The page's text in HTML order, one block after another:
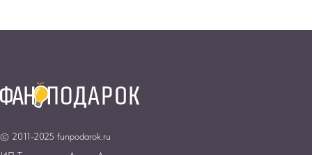
© 2011-2025 funpodarok.ru